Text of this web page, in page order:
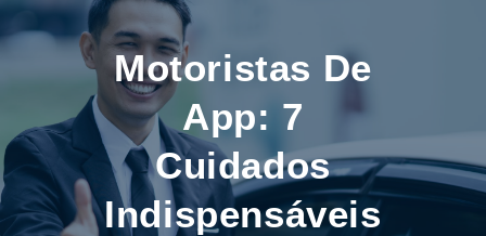
Motoristas De
App: 7
Cuidados
Indispensáveis